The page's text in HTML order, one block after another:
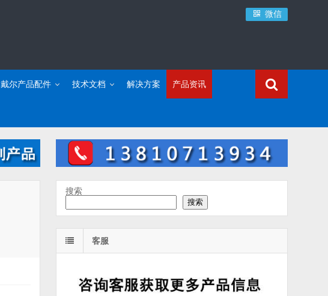
微信
戴尔产品配件 技术文档 解决方案 产品资讯
搜索
搜索
客服